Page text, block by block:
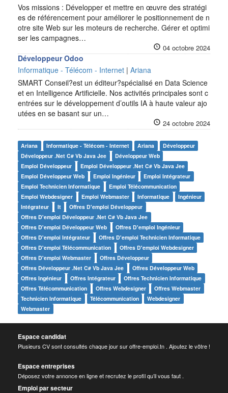
Vos missions : Développer et mettre en œuvre des stratégi
es de référencement pour améliorer le positionnement de n
otre site Web sur les moteurs de recherche. Gérer et optimi
ser les campagnes…
04 octobre 2024
Développeur Odoo
Informatique - Télécom - Internet | Ariana
SMART Conseil?est un éditeur?spécialisé en Data Science
et en Intelligence Artificielle. Nos activités principales sont c
entrées sur le développement d’outils IA à haute valeur ajo
utées en se basant sur un…
24 octobre 2024
Ariana Informatique - Télécom - Internet Ariana
Développeur
Développeur .net C# Vb Java Jee
Développeur Web
Emploi Développeur
Emploi Développeur .net C# Vb Java Jee
Emploi Développeur Web
Emploi Ingénieur
Emploi Intégrateur
Emploi Technicien Informatique
Emploi Télécommunication
Emploi Webdesigner
Emploi Webmaster Informatique
Ingénieur
Intégrateur
It
Offres D'emploi Développeur
Offres D'emploi Développeur .net C# Vb Java Jee
Offres D'emploi Développeur Web
Offres D'emploi Ingénieur
Offres D'emploi Intégrateur
Offres D'emploi Technicien Informatique
Offres D'emploi Télécommunication
Offres D'emploi Webdesigner
Offres D'emploi Webmaster
Offres Développeur
Offres Développeur .net C# Vb Java Jee
Offres Développeur Web
Offres Ingénieur
Offres Intégrateur
Offres Technicien Informatique
Offres Télécommunication
Offres Webdesigner
Offres Webmaster
Technicien Informatique
Télécommunication
Webdesigner
Webmaster
Espace candidat
Plusieurs CV sont consultés chaque jour sur offre-emploi.tn . Ajoutez le vôtre !
Espace entreprises
Déposez votre annonce en ligne et recrutez le profil qu’il vous faut .
Emploi par secteur